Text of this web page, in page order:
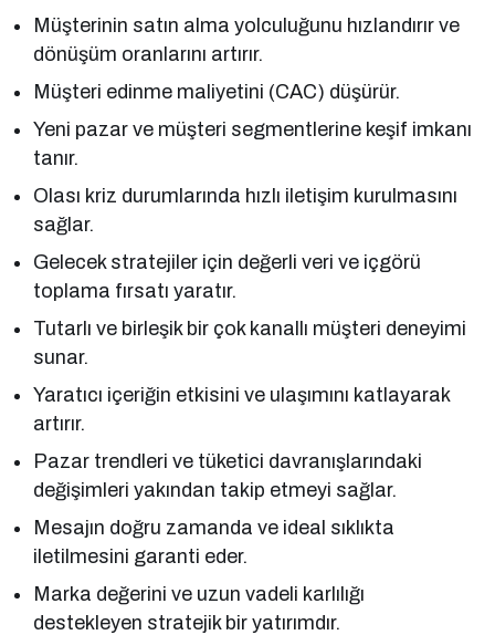
Müşterinin satın alma yolculuğunu hızlandırır ve
dönüşüm oranlarını artırır.
Müşteri edinme maliyetini (CAC) düşürür.
Yeni pazar ve müşteri segmentlerine keşif imkanı
tanır.
Olası kriz durumlarında hızlı iletişim kurulmasını
sağlar.
Gelecek stratejiler için değerli veri ve içgörü
toplama fırsatı yaratır.
Tutarlı ve birleşik bir çok kanallı müşteri deneyimi
sunar.
Yaratıcı içeriğin etkisini ve ulaşımını katlayarak
artırır.
Pazar trendleri ve tüketici davranışlarındaki
değişimleri yakından takip etmeyi sağlar.
Mesajın doğru zamanda ve ideal sıklıkta
iletilmesini garanti eder.
Marka değerini ve uzun vadeli karlılığı
destekleyen stratejik bir yatırımdır.